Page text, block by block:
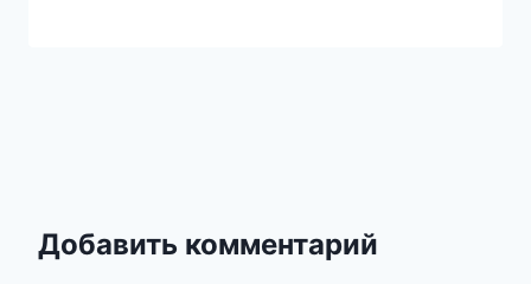
Добавить комментарий